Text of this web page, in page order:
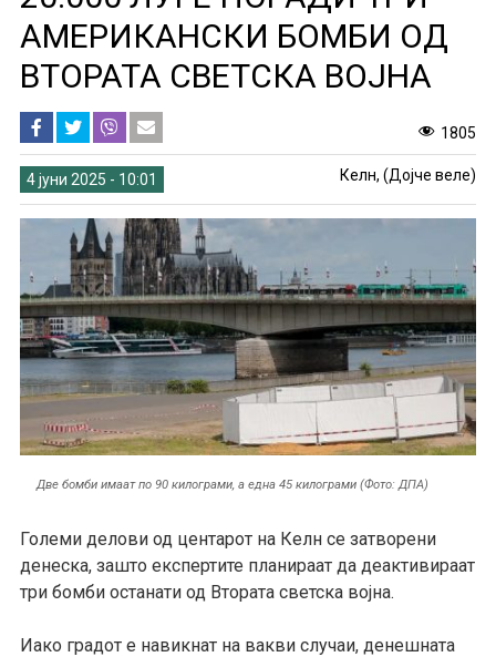
АМЕРИКАНСКИ БОМБИ ОД
ВТОРАТА СВЕТСКА ВОЈНА
1805
4 јуни 2025 - 10:01 Келн, (Дојче веле)
Две бомби имаат по 90 килограми, а една 45 килограми (Фото: ДПА)
Големи делови од центарот на Келн се затворени
денеска, зашто експертите планираат да деактивираат
три бомби останати од Втората светска војна.
Иако градот е навикнат на вакви случаи, денешната